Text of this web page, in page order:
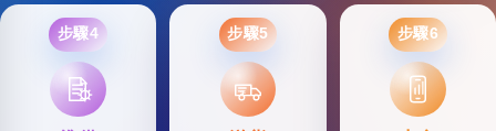
步驟4 步驟5
SF
步驟6